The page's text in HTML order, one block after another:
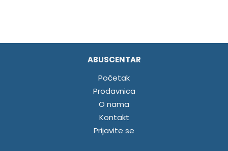
ABUSCENTAR
Početak
Prodavnica
O nama
Kontakt
Prijavite se